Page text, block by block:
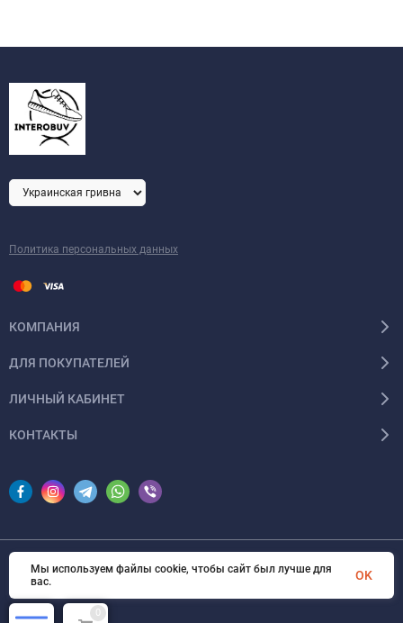
Политика персональных данных
КОМПАНИЯ
ДЛЯ ПОКУПАТЕЛЕЙ
ЛИЧНЫЙ КАБИНЕТ
КОНТАКТЫ
© 2026 InSale. Все права защищены
0
Мы используем файлы cookie, чтобы сайт был лучше для
вас.
OK